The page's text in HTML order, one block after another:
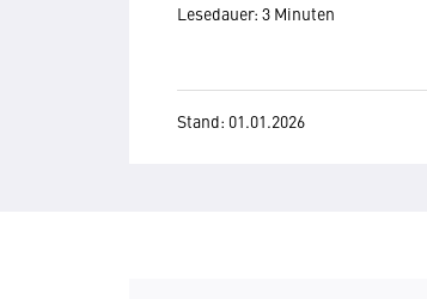
Lesedauer: 3 Minuten
Stand: 01.01.2026